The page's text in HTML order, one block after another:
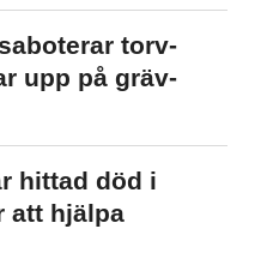
torv­
upp på gräv­
hittad död i
att hjälpa